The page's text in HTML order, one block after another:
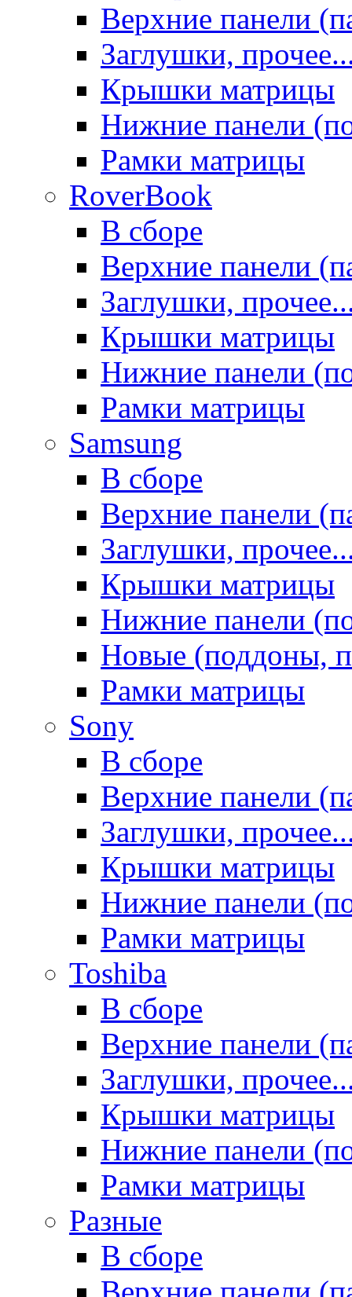
Верхние панели
Заглушки,
Крышки матрицы
Нижние панели
Рамки матрицы
RoverBook
В сборе
Верхние панели
Заглушки,
Крышки матрицы
Нижние панели
Рамки матрицы
Samsung
В сборе
Верхние панели
Заглушки,
Крышки матрицы
Нижние панели
Новые (поддоны,
Рамки матрицы
Sony
В сборе
Верхние панели
Заглушки,
Крышки матрицы
Нижние панели
Рамки матрицы
Toshiba
В сборе
Верхние панели
Заглушки,
Крышки матрицы
Нижние панели
Рамки матрицы
Разные
В сборе